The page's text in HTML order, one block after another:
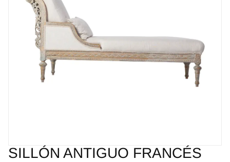
SILLÓN ANTIGUO FRANCÉS